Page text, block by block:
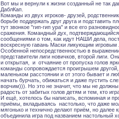
Вот мы и вернули к жизни созданный не так
ДаблКап.
Команды из двух игроков- друзей,
борьбе поддержать друг друга и подставить
тут звонкое "гип-гип ура" и все его
сражения. Командный дух,
сообщениями о том, как идут НАШИ дела,
воскресную гавань Маски ликующим игровым
Особенной непосредственностью в
представители лиги новичков, второй лиги.
и открытая, и отчаяние от пропуска голов
команды сопровождается проигрышем
маленьком расстоянии и от этого бывает и
начать бурчать, обижаться и даже пустить
ворчим))). Но это не значит, что мы не
радость от забитых голов детям и тем, кто
И ещё, хотелось бы написать, вспоминая и
приёмы, вкладываясь настолько, что даже
мягонько и технично делают приём, но
объединила игра под названием настольный